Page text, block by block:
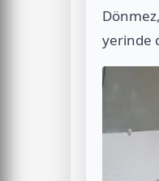
yerinde